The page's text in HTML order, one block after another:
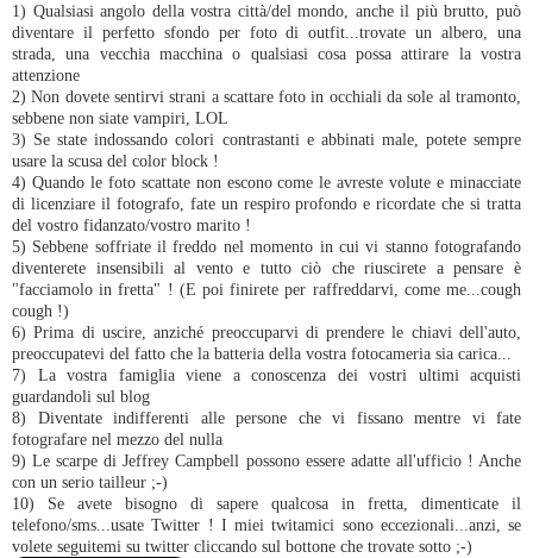
1) Qualsiasi angolo della vostra città/del mondo, anche il più brutto, può
diventare il perfetto sfondo per foto di outfit...trovate un albero, una
strada, una vecchia macchina o qualsiasi cosa possa attirare la vostra
attenzione
2) Non dovete sentirvi strani a scattare foto in occhiali da sole al tramonto,
sebbene non siate vampiri, LOL
3) Se state indossando colori contrastanti e abbinati male, potete sempre
usare la scusa del color block !
4) Quando le foto scattate non escono come le avreste volute e minacciate
di licenziare il fotografo, fate un respiro profondo e ricordate che si tratta
del vostro fidanzato/vostro marito !
5) Sebbene soffriate il freddo nel momento in cui vi stanno fotografando
diventerete insensibili al vento e tutto ciò che riuscirete a pensare è
"facciamolo in fretta" ! (E poi finirete per raffreddarvi, come me...cough
cough !)
6) Prima di uscire, anziché preoccuparvi di prendere le chiavi dell'auto,
preoccupatevi del fatto che la batteria della vostra fotocameria sia carica...
7) La vostra famiglia viene a conoscenza dei vostri ultimi acquisti
guardandoli sul blog
8) Diventate indifferenti alle persone che vi fissano mentre vi fate
fotografare nel mezzo del nulla
9) Le scarpe di Jeffrey Campbell possono essere adatte all'ufficio ! Anche
con un serio tailleur ;-)
10) Se avete bisogno di sapere qualcosa in fretta, dimenticate il
telefono/sms...usate Twitter ! I miei twitamici sono eccezionali...anzi, se
volete seguitemi su twitter cliccando sul bottone che trovate sotto ;-)